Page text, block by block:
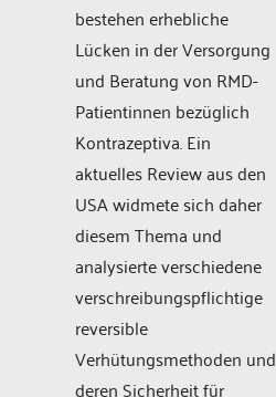
bestehen erhebliche
Lücken in der Versorgung
und Beratung von RMD-
Patientinnen bezüglich
Kontrazeptiva. Ein
aktuelles Review aus den
USA widmete sich daher
diesem Thema und
analysierte verschiedene
verschreibungspflichtige
reversible
Verhütungsmethoden und
deren Sicherheit für